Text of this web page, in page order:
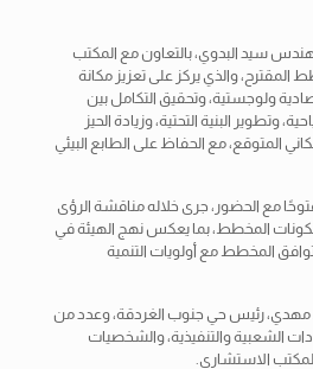
سيد البدوي، بالتعاون مع المكتب
المقترح، والذي يركز على تعزيز مكانة
ولوجستية، وتحقيق التكامل بين
وتطوير البنية التحتية، وزيادة الحيز
المتوقع، مع الحفاظ على الطابع البيئي
مع الحضور، جرى خلاله مناقشة الرؤى
المخطط، بما يعكس نهج الهيئة في
المخطط مع أولويات التنمية
مهدي، رئيس حي جنوب الغردقة، وعدد من
الشعبية والتنفيذية، والشخصيات
الاستشاري.